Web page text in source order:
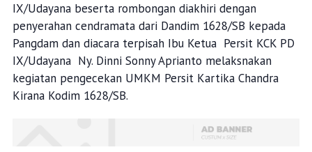
IX/Udayana beserta rombongan diakhiri dengan
penyerahan cendramata dari Dandim 1628/SB kepada
Pangdam dan diacara terpisah Ibu Ketua Persit KCK PD
IX/Udayana Ny. Dinni Sonny Aprianto melaksnakan
kegiatan pengecekan UMKM Persit Kartika Chandra
Kirana Kodim 1628/SB.